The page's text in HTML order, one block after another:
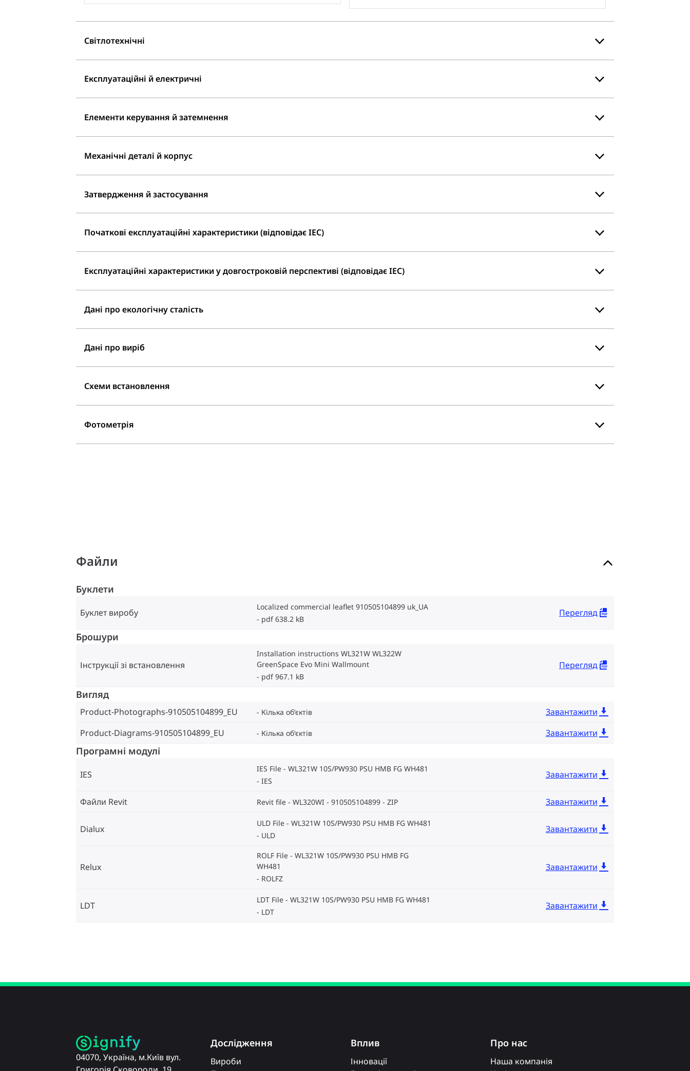
Світлотехнічні
Експлуатаційні й електричні
Елементи керування й затемнення
Механічні деталі й корпус
Затвердження й застосування
Початкові експлуатаційні характеристики (відповідає IEC)
Експлуатаційні характеристики у довгостроковій перспективі (відповідає IEC)
Дані про екологічну сталість
Дані про виріб
Схеми встановлення
Фотометрія
Файли
Буклети
Буклет виробу
Localized commercial leaflet 910505104899 uk_UA
pdf 638.2 kB
Перегляд
Брошури
Інструкції зі встановлення
Installation instructions WL321W WL322W
GreenSpace Evo Mini Wallmount
pdf 967.1 kB
Перегляд
Вигляд
Product-Photographs-910505104899_EU Кілька об‘єктів
Завантажити
Product-Diagrams-910505104899_EU
Кілька об‘єктів Завантажити
Програмні модулі
IES
IES File - WL321W 10S/PW930 PSU HMB FG WH481
IES
Завантажити
Файли Revit Revit file - WL320WI - 910505104899 ZIP Завантажити
Dialux
ULD File - WL321W 10S/PW930 PSU HMB FG WH481
ULD
Завантажити
Relux
ROLF File - WL321W 10S/PW930 PSU HMB FG
WH481
ROLFZ
Завантажити
LDT
LDT File - WL321W 10S/PW930 PSU HMB FG WH481
LDT
Завантажити
04070, Україна, м.Київ вул.
Дослідження
Вироби
Вплив
Інновації
Про нас
Наша компанія